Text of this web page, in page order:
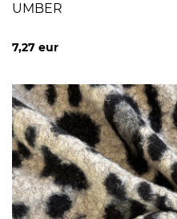
UMBER
7,27 eur